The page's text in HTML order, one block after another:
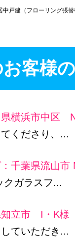
中戸建（フローリング
客様
横浜市中区
くださり、...
千葉県流山市
クガラスフ...
立市 I・K様
ていただき...